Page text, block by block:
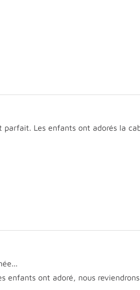
Les enfants ont adorés la
ont adoré, nous